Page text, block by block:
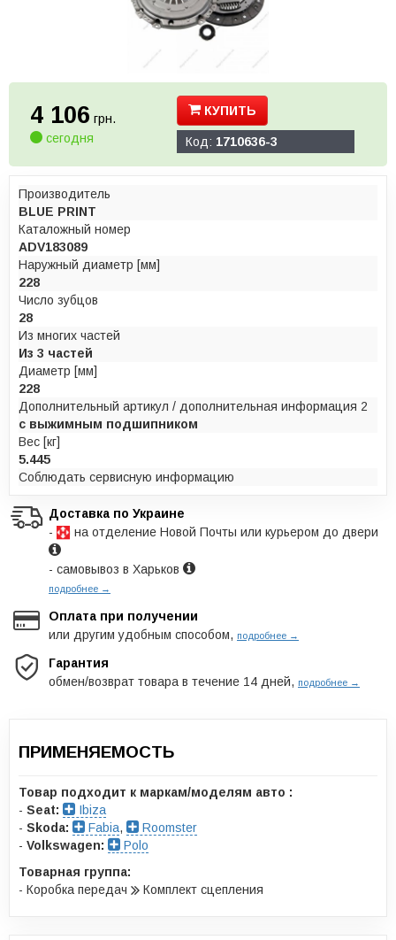
4 106 грн.
сегодня
КУПИТЬ
Код: 1710636-3
Производитель
BLUE PRINT
Каталожный номер
ADV183089
Наружный диаметр [мм]
228
Число зубцов
28
Из многих частей
Из 3 частей
Диаметр [мм]
228
Дополнительный артикул / дополнительная информация 2
с выжимным подшипником
Вес [кг]
5.445
Соблюдать сервисную информацию
Доставка по Украине
-
на отделение Новой Почты или курьером до двери
- самовывоз в Харьков
подробнее →
Оплата при получении
или другим удобным способом, подробнее →
Гарантия
обмен/возврат товара в течение 14 дней, подробнее →
ПРИМЕНЯЕМОСТЬ
Товар подходит к маркам/моделям авто :
- Seat:
Ibiza
- Skoda: Fabia,
Roomster
- Volkswagen:
Polo
Товарная группа:
- Коробка передач
Комплект сцепления